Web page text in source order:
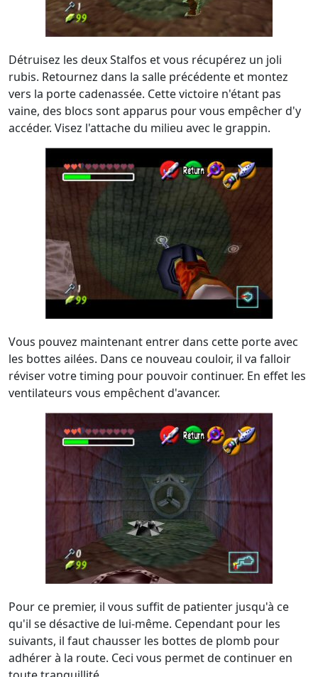
Détruisez les deux Stalfos et vous récupérez un joli
rubis. Retournez dans la salle précédente et montez
vers la porte cadenassée. Cette victoire n'étant pas
vaine, des blocs sont apparus pour vous empêcher d'y
accéder. Visez l'attache du milieu avec le grappin.
Vous pouvez maintenant entrer dans cette porte avec
les bottes ailées. Dans ce nouveau couloir, il va falloir
réviser votre timing pour pouvoir continuer. En effet les
ventilateurs vous empêchent d'avancer.
Pour ce premier, il vous suffit de patienter jusqu'à ce
qu'il se désactive de lui-même. Cependant pour les
suivants, il faut chausser les bottes de plomb pour
adhérer à la route. Ceci vous permet de continuer en